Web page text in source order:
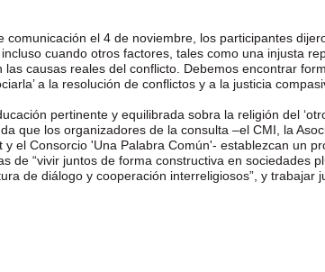
el 4 de noviembre, los participantes
cuando otros factores, tales como una injusta
causas reales del conflicto. Debemos encontrar
a la resolución de conflictos y a la justicia
pertinente y equilibrada sobra la religión del
que los organizadores de la consulta –el CMI, la
el Consorcio 'Una Palabra Común'- establezcan un
“vivir juntos de forma constructiva en sociedades
de diálogo y cooperación interreligiosos”, y trabajar